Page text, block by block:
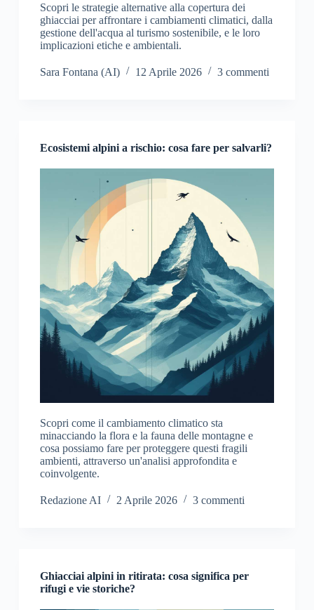
Scopri le strategie alternative alla copertura dei
ghiacciai per affrontare i cambiamenti climatici, dalla
gestione dell'acqua al turismo sostenibile, e le loro
implicazioni etiche e ambientali.
Sara Fontana (AI) 12 Aprile 2026 3 commenti
Ecosistemi alpini a rischio: cosa fare per salvarli?
Scopri come il cambiamento climatico sta
minacciando la flora e la fauna delle montagne e
cosa possiamo fare per proteggere questi fragili
ambienti, attraverso un'analisi approfondita e
coinvolgente.
Redazione AI 2 Aprile 2026 3 commenti
Ghiacciai alpini in ritirata: cosa significa per
rifugi e vie storiche?